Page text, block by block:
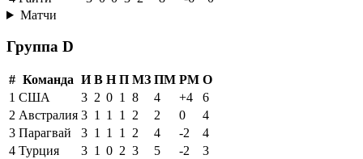
Матчи
Группа D
# Команда И В Н П МЗ ПМ РМ О
1 США 3 2 0 1 8 4 +4
6
2 Австралия 3 1 1 1 2 2 0
4
3 Парагвай 3 1 1 1 2 4 -2
4
4 Турция 3 1 0 2 3 5 -2
3